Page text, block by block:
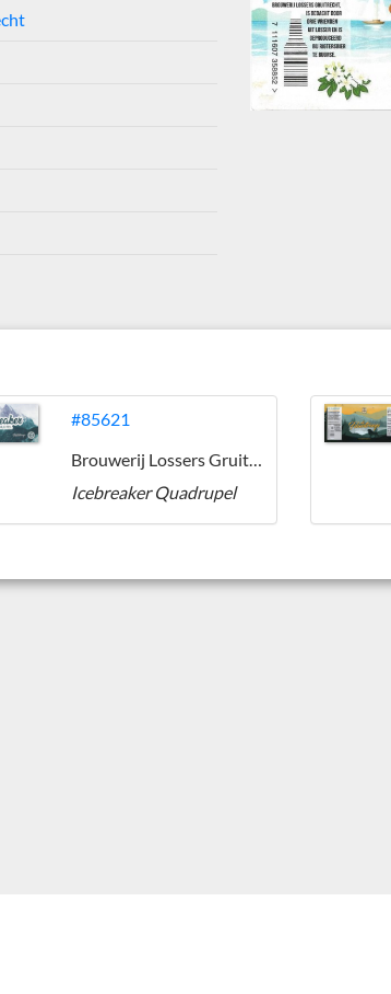
#85621
Brouwerij Lossers Gruitrecht
Icebreaker Quadrupel